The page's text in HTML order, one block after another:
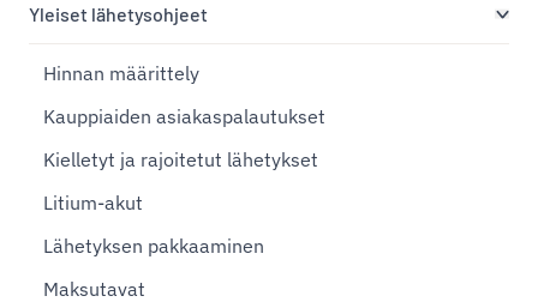
Yleiset lähetysohjeet
Hinnan määrittely
Kauppiaiden asiakaspalautukset
Kielletyt ja rajoitetut lähetykset
Litium-akut
Lähetyksen pakkaaminen
Maksutavat